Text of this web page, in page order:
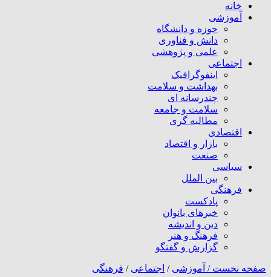
خانه
آموزشی
حوزه و دانشگاه
دانش و فناوری
علمی و پژوهشی
اجتماعی
اینفوگرافیک
بهداشت و سلامت
چندرسانه ای
سلامت و جامعه
مطالبه گری
اقتصادی
بازار و اقتصاد
صنعت
سیاسی
بین الملل
فرهنگی
پادکست
خبرهای بانوان
دین و اندیشه
فرهنگ و هنر
گزارش و گفتگو
صفحه نخست / آموزشی / اجتماعی / فرهنگی